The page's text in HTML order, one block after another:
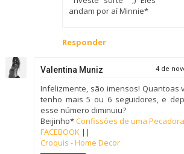
andam por aí Minnie*
Responder
Valentina Muniz 4 de
Infelizmente, são imensos! Quantoas
tenho mais 5 ou 6 seguidores, e
esse número diminuiu?
Beijinho*Confissões de uma
FACEBOOK||
Croquis - Home Decor